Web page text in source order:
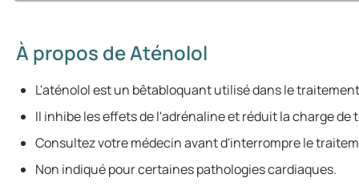
À propos de Aténolol
L'aténolol est un bêtabloquant utilisé dans le
Il inhibe les effets de l'adrénaline et réduit la charge
Consultez votre médecin avant d'interrompre le
Non indiqué pour certaines pathologies cardiaques.